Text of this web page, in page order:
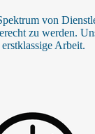
von
zu werden.
Arbeit.